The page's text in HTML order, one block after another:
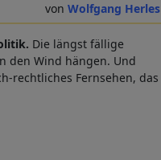
Wolfgang Herles
Die längst fällige
den Wind hängen. Und
rechtliches Fernsehen, das